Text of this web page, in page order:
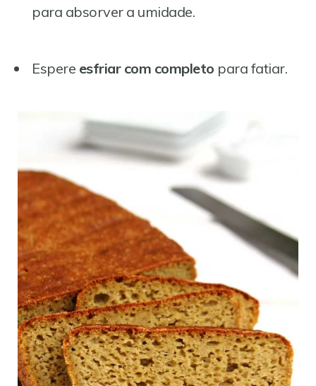
para absorver a umidade.
Espere esfriar com completo para fatiar.